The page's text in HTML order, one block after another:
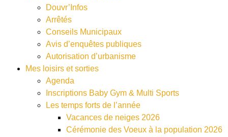
Douvr’Infos
Arrêtés
Conseils Municipaux
Avis d’enquêtes publiques
Autorisation d’urbanisme
Mes loisirs et sorties
Agenda
Inscriptions Baby Gym & Multi Sports
Les temps forts de l’année
Vacances de neiges 2026
Cérémonie des Voeux à la population 2026